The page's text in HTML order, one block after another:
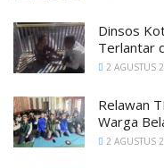
Dinsos
Terlantar
2 AGUSTUS
Relawan
Warga
2 AGUSTUS